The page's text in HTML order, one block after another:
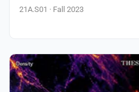
21A.S01 · Fall 2023